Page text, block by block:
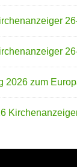
2026 zum